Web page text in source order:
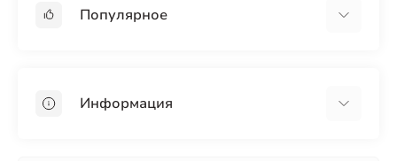
Популярное
ПенопластИнформация